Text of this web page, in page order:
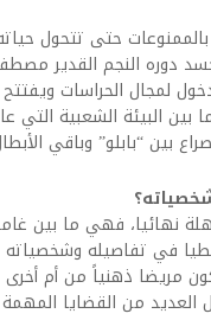
حتى تتحول
دوره النجم القدير
لمجال الحراسات
بين البيئة الشعبية التي
بين “بابلو” وباقي
نهائيا، فهي ما بين
في تفاصيله وشخصياته
مريضا ذهنياً من أم
العديد من القضايا المهمة